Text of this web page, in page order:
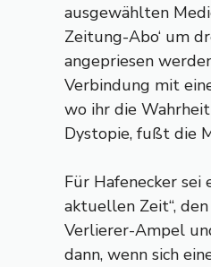
ausgewählten
Zeitung-Abo‘ um
angepriesen
Verbindung mit
wo ihr die
Dystopie, fußt die
Für Hafenecker sei
aktuellen Zeit“,
Verlierer-Ampel
dann, wenn sich